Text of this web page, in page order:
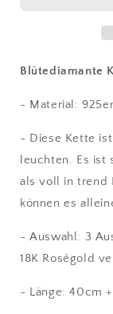
Blütediamante
- Material:
- Diese Kette
leuchten. Es ist
als voll in trend
können es
- Auswahl: 3
18K Roségold
- Länge: 40cm